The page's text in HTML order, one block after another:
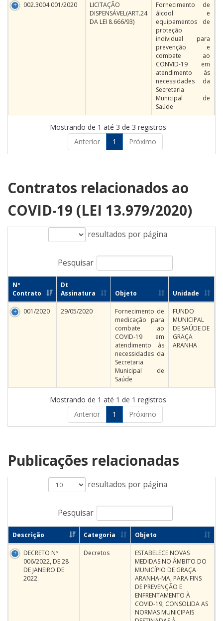
002.3004.001/2020
LICITAÇÃO
DISPENSÁVEL(ART.24
DA LEI 8.666/93)
Fornecimento de
álcool e
equipamentos de
proteção
individual para
prevenção e
combate ao
CONVID-19 em
atendimento às
necessidades da
Secretaria
Municipal de
Saúde
Mostrando de 1 até 3 de 3 registros
Anterior
1 Próximo
Contratos relacionados ao
COVID-19 (LEI 13.979/2020)
resultados por página
Pesquisar
Nº
Contrato
Dt
Assinatura
Objeto Unidade
001/2020 29/05/2020
Fornecimento de
medicação para
combate ao
COVID-19 em
atendimento às
necessidades da
Secretaria
Municipal de
Saúde
FUNDO
MUNICIPAL
DE SAÚDE DE
GRAÇA
ARANHA
Mostrando de 1 até 1 de 1 registros
Anterior
1 Próximo
Publicações relacionadas
resultados por página
Pesquisar
Descrição Categoria Objeto
DECRETO Nº
006/2022, DE 28
DE JANEIRO DE
2022.
Decretos
ESTABELECE NOVAS
MEDIDAS NO ÂMBITO DO
MUNICÍPIO DE GRAÇA
ARANHA-MA, PARA FINS
DE PREVENÇÃO E
ENFRENTAMENTO À
COVID-19, CONSOLIDA AS
NORMAS MUNICIPAIS